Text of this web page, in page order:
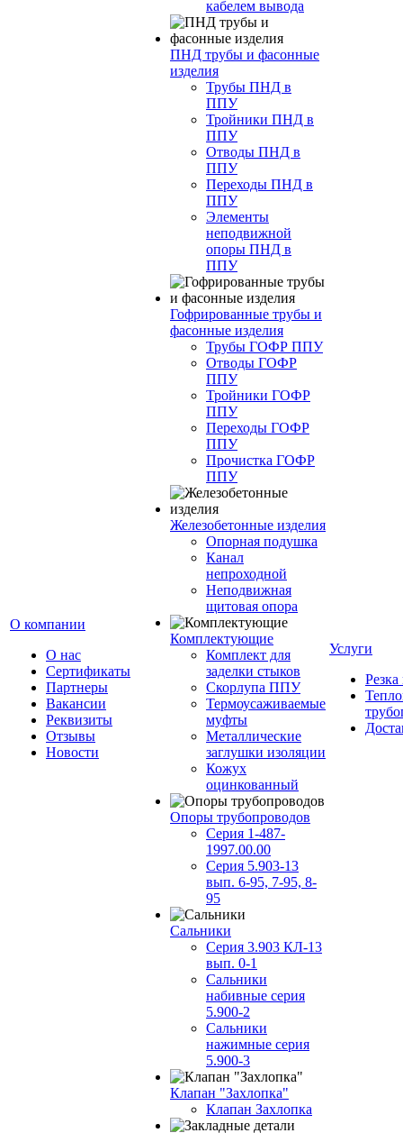
О компании
О нас
Сертификаты
Партнеры
Вакансии
Реквизиты
Отзывы
Новости
кабелем вывода
ПНД трубы и фасонные
изделия
Трубы ПНД в
ППУ
Тройники ПНД в
ППУ
Отводы ПНД в
ППУ
Переходы ПНД в
ППУ
Элементы
неподвижной
опоры ПНД в
ППУ
Гофрированные трубы и
фасонные изделия
Трубы ГОФР ППУ
Отводы ГОФР
ППУ
Тройники ГОФР
ППУ
Переходы ГОФР
ППУ
Прочистка ГОФР
ППУ
Железобетонные изделия
Опорная подушка
Канал
непроходной
Неподвижная
щитовая опора
Комплектующие
Комплект для
заделки стыков
Скорлупа ППУ
Термоусаживаемые
муфты
Металлические
заглушки изоляции
Кожух
оцинкованный
Опоры трубопроводов
Серия 1-487-
1997.00.00
Серия 5.903-13
вып. 6-95, 7-95, 8-
95
Сальники
Серия 3.903 КЛ-13
вып. 0-1
Сальники
набивные серия
5.900-2
Сальники
нажимные серия
5.900-3
Клапан "Захлопка"
Клапан Захлопка
Услуги
Резка